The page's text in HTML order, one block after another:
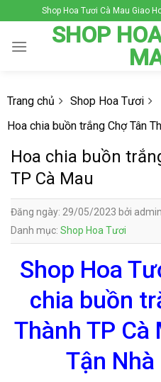
to
content
Shop Hoa Tươi Cà Mau Giao
SHOP
Trang chủ
Shop Hoa Tươi
Hoa chia buồn trắng Chợ Tân
Hoa chia buồn
TP Cà Mau
Đăng ngày: 29/05/2023 bởi
Danh mục: Shop Hoa Tươi
Shop Hoa
chia buồn
Thành TP Cà
Tận